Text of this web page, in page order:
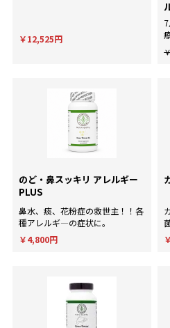
￥12,525円
のど・鼻スッキリ アレルギー
PLUS
鼻水、痰、花粉症の救世主！！各
種アレルギ―の症状に。
￥4,800円